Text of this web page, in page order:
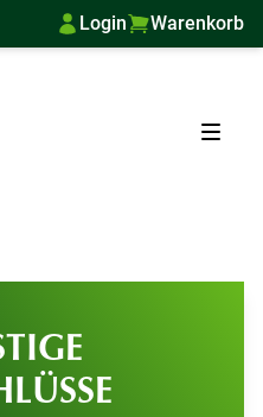
Login Warenkorb